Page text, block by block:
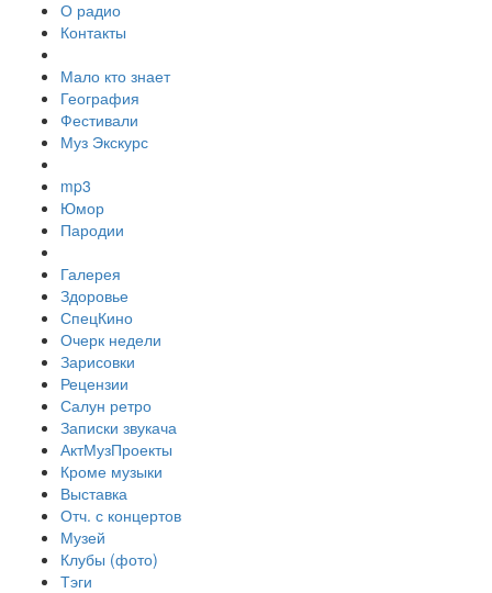
О радио
Контакты
Мало кто знает
География
Фестивали
Муз Экскурс
mp3
Юмор
Пародии
Галерея
Здоровье
СпецКино
Очерк недели
Зарисовки
Рецензии
Салун ретро
Записки звукача
АктМузПроекты
Кроме музыки
Выставка
Отч. с концертов
Музей
Клубы (фото)
Тэги